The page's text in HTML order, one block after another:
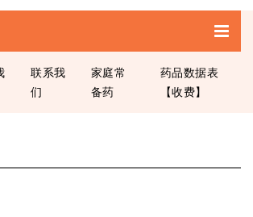
联系我
们
家庭常
备药
药品数据表
【收费】